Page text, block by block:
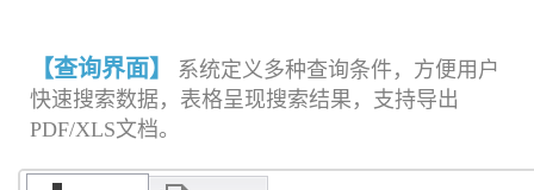
【查询界面】
系统定义多种查询条件，方便用户
快速搜索数据，表格呈现搜索结果，支持导出
PDF/XLS文档。